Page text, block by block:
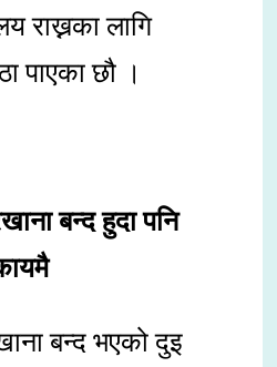
राख्नका लागि
पाएका छौ ।
बन्द हुदा पनि
बन्द भएको दुइ